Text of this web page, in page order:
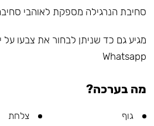
סחיבת הנרגילה מספקת לאוהבי
מגיע גם כד שניתן לבחור את צבעו על
Whatsapp
מה בערכה?
גוף
צלחת